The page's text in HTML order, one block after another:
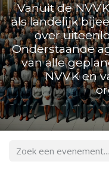
Vanuit de
als landelijk
over
Onderstaande
van alle
NVVK en